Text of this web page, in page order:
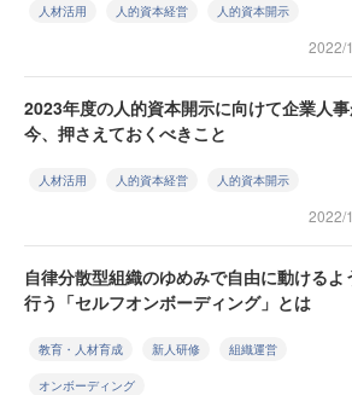
人材活用 人的資本経営 人的資本開示
2022/
2023年度の人的資本開示に向けて企業人
今、押さえておくべきこと
人材活用 人的資本経営 人的資本開示
2022/
自律分散型組織のゆめみで自由に動けるよ
行う「セルフオンボーディング」とは
教育・人材育成 新人研修 組織運営
オンボーディング